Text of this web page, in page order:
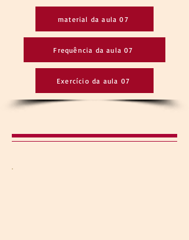
material da aula 07
Frequência da aula 07
Exercício da aula 07